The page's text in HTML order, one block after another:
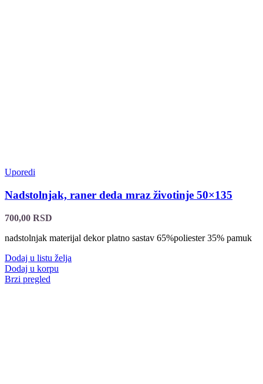
Uporedi
Nadstolnjak, raner deda mraz životinje 50×135
700,00 RSD
nadstolnjak materijal dekor platno sastav 65%poliester 35% pamuk
Dodaj u listu želja
Dodaj u korpu
Brzi pregled